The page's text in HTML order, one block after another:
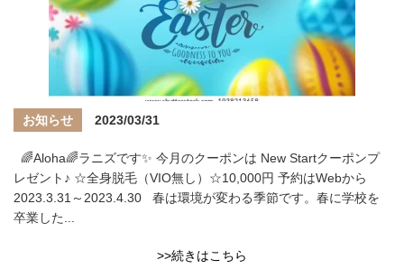
お知らせ 2023/03/31
🌈Aloha🌈ラニズです✨ 今月のクーポンは New Startクーポンプ
レゼント♪ ☆全身脱毛（VIO無し）☆10,000円 予約はWebから
2023.3.31～2023.4.30 春は環境が変わる季節です。春に学校を
卒業した...
>>続きはこちら